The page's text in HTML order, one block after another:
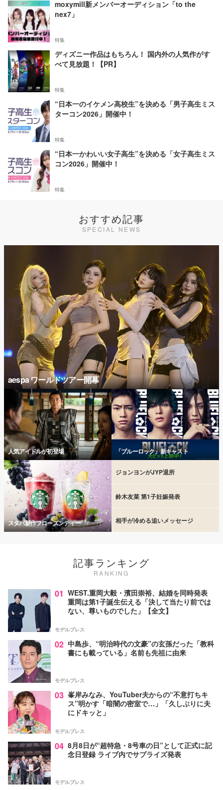
moxymill新メンバーオーディション「to the
nex7」
特集
ディズニー作品はもちろん！ 国内外の人気作がす
べて見放題！【PR】
特集
“日本一のイケメン高校生”を決める「男子高生ミス
ターコン2026」開催中！
特集
“日本一かわいい女子高生”を決める「女子高生ミス
コン2026」開催中！
特集
おすすめ記事
SPECIAL NEWS
aespa ワールドツアー開幕
人気アイドルが初登場 「ブルーロック」新キャスト
スタバ新作フローズンティー
ジョンヨンがJYP退所
鈴木友菜 第1子妊娠発表
相手が冷める追いメッセージ
記事ランキング
RANKING
01 WEST.重岡大毅・濱田崇裕、結婚を同時発表
重岡は第1子誕生伝える「決して当たり前では
ない、尊いものでした」【全文】
モデルプレス
02 中島歩、“明治時代の文豪”の玄孫だった「教科
書にも載っている」名前も先祖に由来
モデルプレス
03 峯岸みなみ、YouTuber夫からの“不意打ちキ
ス”明かす「暗闇の密室で…」「久しぶりに夫
にドキッと」
モデルプレス
04 8月8日が“超特急・8号車の日”として正式に記
念日登録 ライブ内でサプライズ発表
モデルプレス